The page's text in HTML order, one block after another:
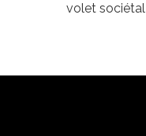
volet sociétal